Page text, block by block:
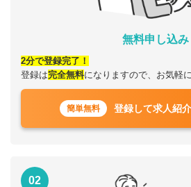
無料申し込み
2分で登録完了！
登録は完全無料になりますので、お気軽
簡単無料 登録して求人紹
02